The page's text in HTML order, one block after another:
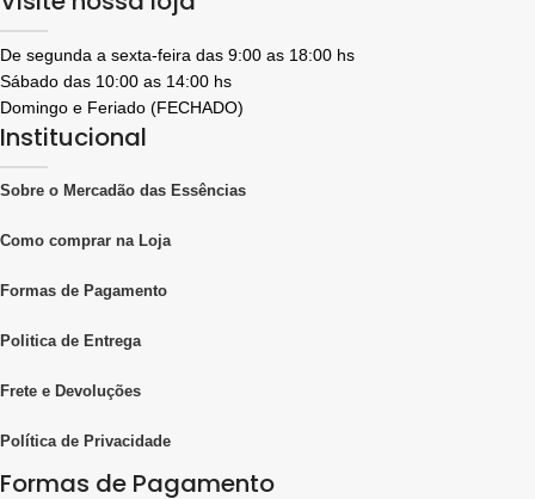
De segunda a sexta-feira das 9:00 as 18:00 hs
Sábado das 10:00 as 14:00 hs
Domingo e Feriado (FECHADO)
Institucional
Sobre o Mercadão das Essências
Como comprar na Loja
Formas de Pagamento
Politica de Entrega
Frete e Devoluções
Política de Privacidade
Formas de Pagamento